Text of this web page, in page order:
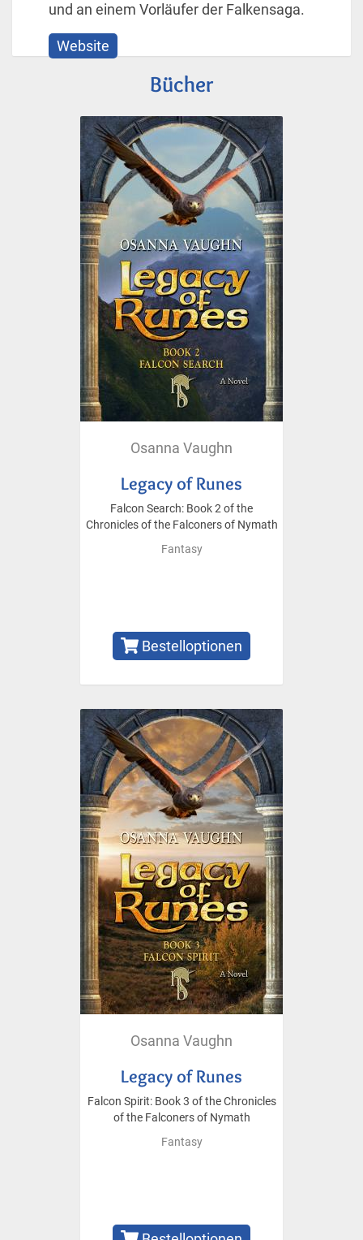
und an einem Vorläufer der Falkensaga.
Website
Bücher
Osanna Vaughn
Legacy of Runes
Falcon Search: Book 2 of the
Chronicles of the Falconers of Nymath
Fantasy
Bestelloptionen
Osanna Vaughn
Legacy of Runes
Falcon Spirit: Book 3 of the Chronicles
of the Falconers of Nymath
Fantasy